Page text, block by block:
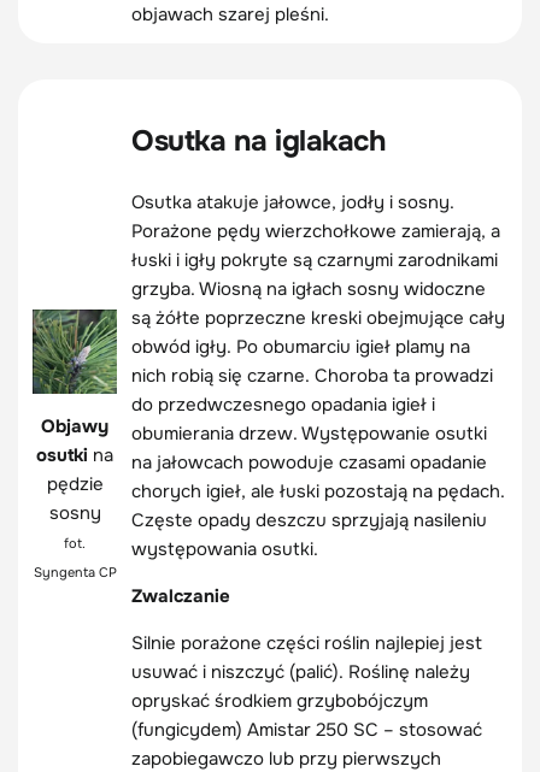
objawach szarej pleśni.
Objawy
osutki na
pędzie
sosny
fot.
Syngenta CP
Osutka na iglakach
Osutka atakuje jałowce, jodły i sosny.
Porażone pędy wierzchołkowe zamierają, a
łuski i igły pokryte są czarnymi zarodnikami
grzyba. Wiosną na igłach sosny widoczne
są żółte poprzeczne kreski obejmujące cały
obwód igły. Po obumarciu igieł plamy na
nich robią się czarne. Choroba ta prowadzi
do przedwczesnego opadania igieł i
obumierania drzew. Występowanie osutki
na jałowcach powoduje czasami opadanie
chorych igieł, ale łuski pozostają na pędach.
Częste opady deszczu sprzyjają nasileniu
występowania osutki.
Zwalczanie
Silnie porażone części roślin najlepiej jest
usuwać i niszczyć (palić). Roślinę należy
opryskać środkiem grzybobójczym
(fungicydem) Amistar 250 SC – stosować
zapobiegawczo lub przy pierwszych